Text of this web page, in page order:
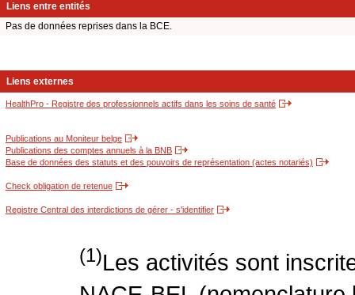
Liens entre entités
Pas de données reprises dans la BCE.
Liens externes
HealthPro - Registre des professionnels actifs dans les soins de santé
Publications au Moniteur belge
Publications des comptes annuels à la BNB
Base de données des statuts et des pouvoirs de représentation (actes notariés)
Check obligation de retenue
Registre Central des interdictions de gérer - s'identifier
(1)Les activités sont